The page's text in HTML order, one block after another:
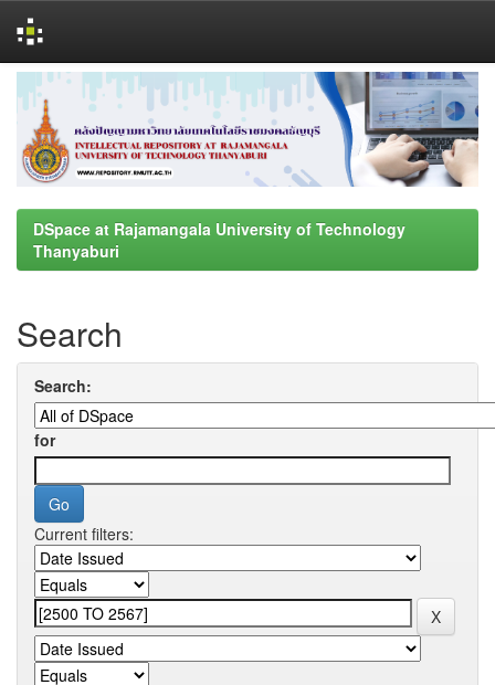
navigation
DSpace at Rajamangala University of Technology
Thanyaburi
Search
Search:
for
Current filters: